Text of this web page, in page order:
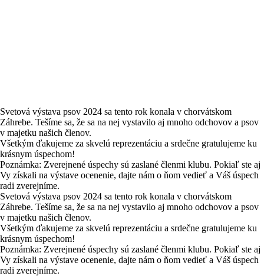
Svetová výstava psov 2024 sa tento rok konala v chorvátskom
Záhrebe. Tešíme sa, že sa na nej vystavilo aj mnoho odchovov a psov
v majetku našich členov.
Všetkým ďakujeme za skvelú reprezentáciu a srdečne gratulujeme ku
krásnym úspechom!
Poznámka: Zverejnené úspechy sú zaslané členmi klubu. Pokiaľ ste aj
Vy získali na výstave ocenenie, dajte nám o ňom vedieť a Váš úspech
radi zverejníme.
Svetová výstava psov 2024 sa tento rok konala v chorvátskom
Záhrebe. Tešíme sa, že sa na nej vystavilo aj mnoho odchovov a psov
v majetku našich členov.
Všetkým ďakujeme za skvelú reprezentáciu a srdečne gratulujeme ku
krásnym úspechom!
Poznámka: Zverejnené úspechy sú zaslané členmi klubu. Pokiaľ ste aj
Vy získali na výstave ocenenie, dajte nám o ňom vedieť a Váš úspech
radi zverejníme.